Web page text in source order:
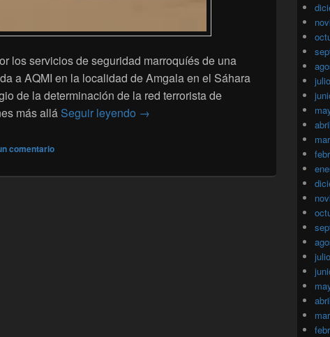
los servicios de seguridad marroquíés de una
a AQMI en la localidad de Amgala en el Sáhara
de la determinación de la red terrorista de
más allá Seguir leyendo Una santa alianza AQMI-Polisario en
→
comentario